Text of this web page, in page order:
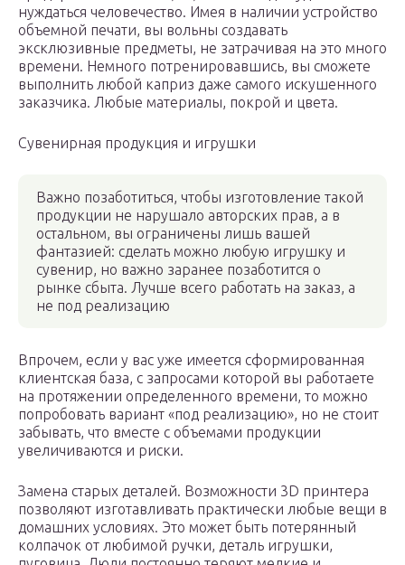
нуждаться человечество. Имея в наличии устройство
объемной печати, вы вольны создавать
эксклюзивные предметы, не затрачивая на это много
времени. Немного потренировавшись, вы сможете
выполнить любой каприз даже самого искушенного
заказчика. Любые материалы, покрой и цвета.
Сувенирная продукция и игрушки
Важно позаботиться, чтобы изготовление такой
продукции не нарушало авторских прав, а в
остальном, вы ограничены лишь вашей
фантазией: сделать можно любую игрушку и
сувенир, но важно заранее позаботится о
рынке сбыта. Лучше всего работать на заказ, а
не под реализацию
Впрочем, если у вас уже имеется сформированная
клиентская база, с запросами которой вы работаете
на протяжении определенного времени, то можно
попробовать вариант «под реализацию», но не стоит
забывать, что вместе с объемами продукции
увеличиваются и риски.
Замена старых деталей. Возможности 3D принтера
позволяют изготавливать практически любые вещи в
домашних условиях. Это может быть потерянный
колпачок от любимой ручки, деталь игрушки,